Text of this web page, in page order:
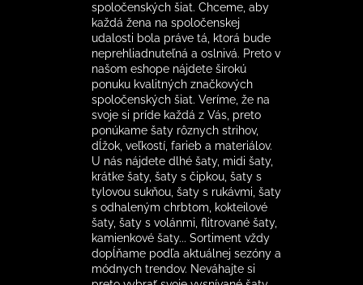
spoločenských šiat. Chceme, aby
každá žena na spoločenskej
udalosti bola práve tá, ktorá bude
neprehliadnuteľná a oslnivá. Preto v
našom eshope nájdete širokú
ponuku kvalitných značkových
spoločenských šiat. Veríme, že na
svoje si príde každá z Vás, preto
ponúkame šaty rôznych strihov,
dĺžok, veľkostí, farieb a materiálov.
U nás nájdete dlhé šaty, midi šaty,
krátke šaty, šaty s čipkou, šaty s
tylovou sukňou, šaty s rukávmi, šaty
s odhaleným chrbtom, kokteilové
šaty, šaty s volánmi, flitrované šaty,
kamienkové šaty... Sortiment vždy
dopĺňame podľa aktuálnej sezóny a
módnych trendov. Neváhajte si